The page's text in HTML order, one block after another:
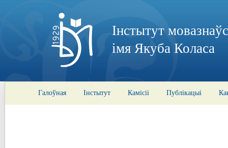
Інстытут
імя Якуба Коласа
Галоўная Інстытут Камісіі Публікацыі